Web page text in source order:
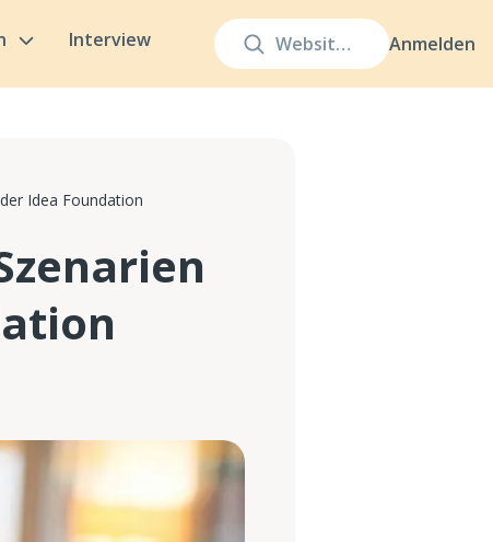
Anmelden
Interview
Idea Foundation